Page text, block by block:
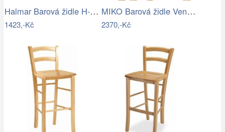
Halmar Barová židle H-15 Krémová
1423,-Kč
MIKO Barová židle Venezia Bar - látka
2370,-Kč